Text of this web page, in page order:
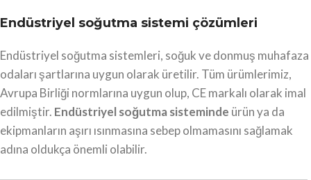
Endüstriyel soğutma sistemi çözümleri
Endüstriyel soğutma sistemleri, soğuk ve donmuş muhafaza
odaları şartlarına uygun olarak üretilir. Tüm ürümlerimiz,
Avrupa Birliği normlarına uygun olup, CE markalı olarak imal
edilmiştir. Endüstriyel soğutma sisteminde ürün ya da
ekipmanların aşırı ısınmasına sebep olmamasını sağlamak
adına oldukça önemli olabilir.